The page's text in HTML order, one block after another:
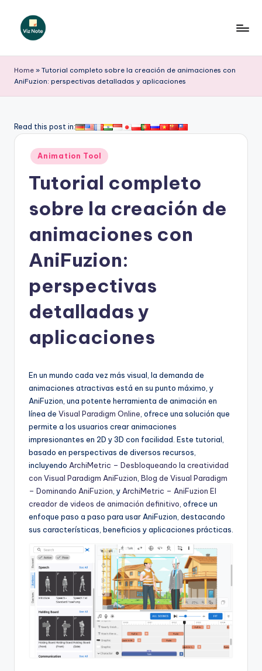
Saltar
iz
N
t
A
si
&
o
w
Home » Tutorial completo sobre la creación de animaciones con
AniFuzion: perspectivas detalladas y aplicaciones
Read this post in:
Publicado
en
Animation Tool
Tutorial completo
sobre la creación de
animaciones con
AniFuzion:
perspectivas
detalladas y
aplicaciones
En un mundo cada vez más visual, la demanda de
animaciones atractivas está en su punto máximo, y
AniFuzion, una potente herramienta de animación en
línea de Visual Paradigm Online , ofrece una solución que
permite a los usuarios crear animaciones
impresionantes en 2D y 3D con facilidad. Este tutorial,
basado en perspectivas de diversos recursos,
incluyendo ArchiMetric – Desbloqueando la creatividad
con Visual Paradigm AniFuzion Blog de Visual Paradigm
– Dominando AniFuzion , y ArchiMetric – AniFuzion El
creador de videos de animación definitivo , ofrece un
enfoque paso a paso para usar AniFuzion, destacando
sus características, beneficios y aplicaciones prácticas.